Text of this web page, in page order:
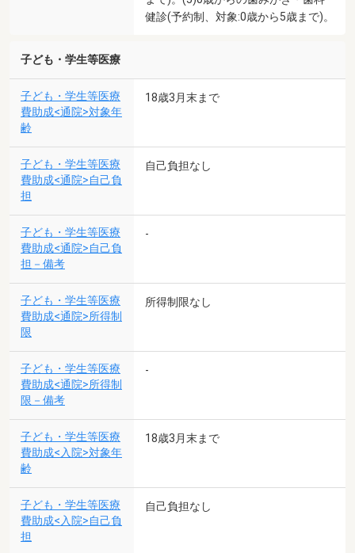
健診(予約制、対象:0歳から5歳まで)。
子ども・学生等医療
子ども・学生等医療
費助成<通院>対象年
齢
18歳3月末まで
子ども・学生等医療
費助成<通院>自己負
担
自己負担なし
子ども・学生等医療
費助成<通院>自己負
担－備考
-
子ども・学生等医療
費助成<通院>所得制
限
所得制限なし
子ども・学生等医療
費助成<通院>所得制
限－備考
-
子ども・学生等医療
費助成<入院>対象年
齢
18歳3月末まで
子ども・学生等医療
費助成<入院>自己負
担
自己負担なし